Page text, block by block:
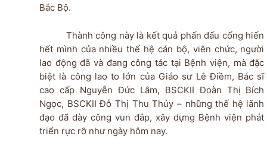
Bắc Bộ.
Thành công này là kết quả phấn đấu cống hiến
hết mình của nhiều thế hệ cán bộ, viên chức, người
lao động đã và đang công tác tại Bệnh viện, mà đặc
biệt là công lao to lớn của Giáo sư Lê Điềm, Bác sĩ
cao cấp Nguyễn Đức Lâm, BSCKII Đoàn Thị Bích
Ngọc, BSCKII Đỗ Thị Thu Thủy – những thế hệ lãnh
đạo đã dày công vun đắp, xây dựng Bệnh viện phát
triển rực rỡ như ngày hôm nay.